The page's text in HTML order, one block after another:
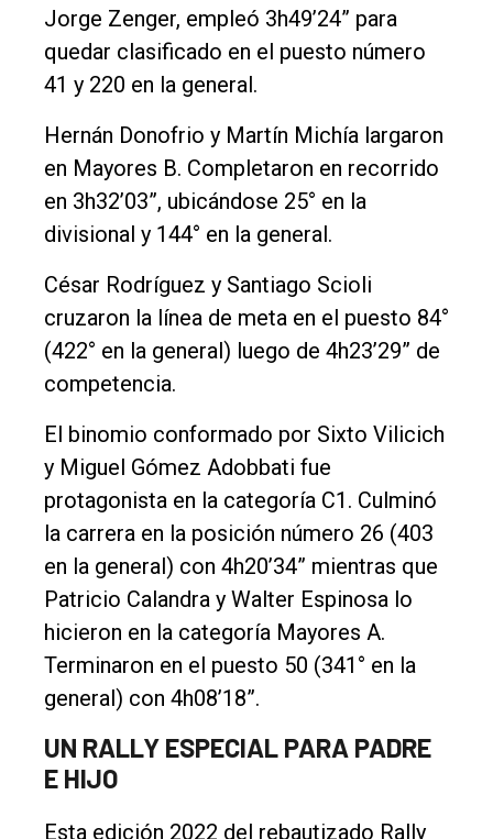
Jorge Zenger, empleó 3h49’24” para
quedar clasificado en el puesto número
41 y 220 en la general.
Hernán Donofrio y Martín Michía largaron
en Mayores B. Completaron en recorrido
en 3h32’03”, ubicándose 25° en la
divisional y 144° en la general.
César Rodríguez y Santiago Scioli
cruzaron la línea de meta en el puesto 84°
(422° en la general) luego de 4h23’29” de
competencia.
El binomio conformado por Sixto Vilicich
y Miguel Gómez Adobbati fue
protagonista en la categoría C1. Culminó
la carrera en la posición número 26 (403
en la general) con 4h20’34” mientras que
Patricio Calandra y Walter Espinosa lo
hicieron en la categoría Mayores A.
Terminaron en el puesto 50 (341° en la
general) con 4h08’18”.
UN RALLY ESPECIAL PARA PADRE
E HIJO
Esta edición 2022 del rebautizado Rally